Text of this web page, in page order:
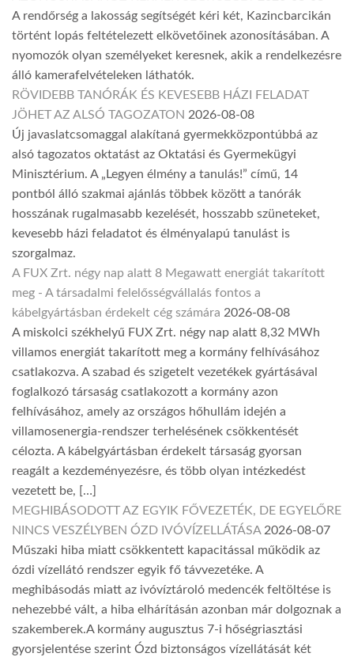
A rendőrség a lakosság segítségét kéri két, Kazincbarcikán
történt lopás feltételezett elkövetőinek azonosításában. A
nyomozók olyan személyeket keresnek, akik a rendelkezésre
álló kamerafelvételeken láthatók.
RÖVIDEBB TANÓRÁK ÉS KEVESEBB HÁZI FELADAT
JÖHET AZ ALSÓ TAGOZATON 2026-08-08
Új javaslatcsomaggal alakítaná gyermekközpontúbbá az
alsó tagozatos oktatást az Oktatási és Gyermekügyi
Minisztérium. A „Legyen élmény a tanulás!” című, 14
pontból álló szakmai ajánlás többek között a tanórák
hosszának rugalmasabb kezelését, hosszabb szüneteket,
kevesebb házi feladatot és élményalapú tanulást is
szorgalmaz.
A FUX Zrt. négy nap alatt 8 Megawatt energiát takarított
meg - A társadalmi felelősségvállalás fontos a
kábelgyártásban érdekelt cég számára 2026-08-08
A miskolci székhelyű FUX Zrt. négy nap alatt 8,32 MWh
villamos energiát takarított meg a kormány felhívásához
csatlakozva. A szabad és szigetelt vezetékek gyártásával
foglalkozó társaság csatlakozott a kormány azon
felhívásához, amely az országos hőhullám idején a
villamosenergia-rendszer terhelésének csökkentését
célozta. A kábelgyártásban érdekelt társaság gyorsan
reagált a kezdeményezésre, és több olyan intézkedést
vezetett be, […]
MEGHIBÁSODOTT AZ EGYIK FŐVEZETÉK, DE EGYELŐRE
NINCS VESZÉLYBEN ÓZD IVÓVÍZELLÁTÁSA 2026-08-07
Műszaki hiba miatt csökkentett kapacitással működik az
ózdi vízellátó rendszer egyik fő távvezetéke. A
meghibásodás miatt az ivóvíztároló medencék feltöltése is
nehezebbé vált, a hiba elhárításán azonban már dolgoznak a
szakemberek.A kormány augusztus 7-i hőségriasztási
gyorsjelentése szerint Ózd biztonságos vízellátását két